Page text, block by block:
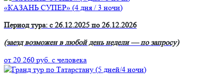
«КАЗАНЬ СУПЕР» (4 дня / 3 ночи)
Период тура: с 26.12.2025 по 26.12.2026
(заезд возможен в любой день недели — по запросу)
от 20 260 руб. с человека